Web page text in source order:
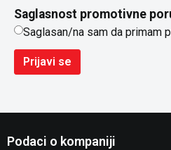
Saglasnost promotivne
Saglasan/na sam da primam
Prijavi se
Podaci o kompaniji